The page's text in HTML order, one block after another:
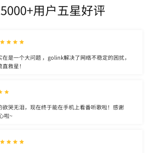
用户五星好评
是一个大问题 ，golink解决了网络不稳定的困扰，
救星！
欲哭无泪，现在终于能在手机上看番听歌啦！感谢
啦~